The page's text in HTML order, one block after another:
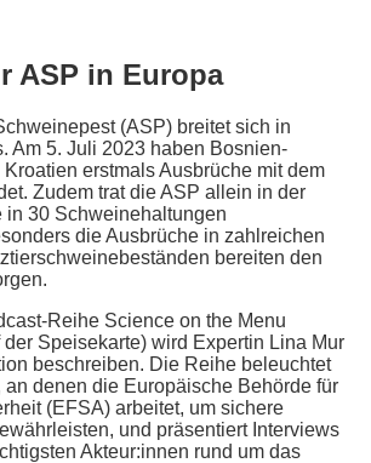
ASP in Europa
(ASP) breitet sich in
Am 5. Juli 2023 haben Bosnien-
erstmals Ausbrüche mit dem
Zudem trat die ASP allein in der
in 30 Schweinehaltungen
die Ausbrüche in zahlreichen
bereiten den
Reihe Science on the Menu
Speisekarte) wird Expertin Lina Mur
beschreiben. Die Reihe beleuchtet
denen die Europäische Behörde für
(EFSA) arbeitet, um sichere
und präsentiert Interviews
Akteur:innen rund um das